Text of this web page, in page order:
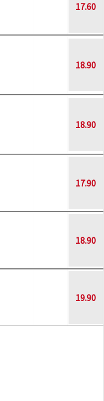
17.60
18.90
18.90
17.90
18.90
19.90